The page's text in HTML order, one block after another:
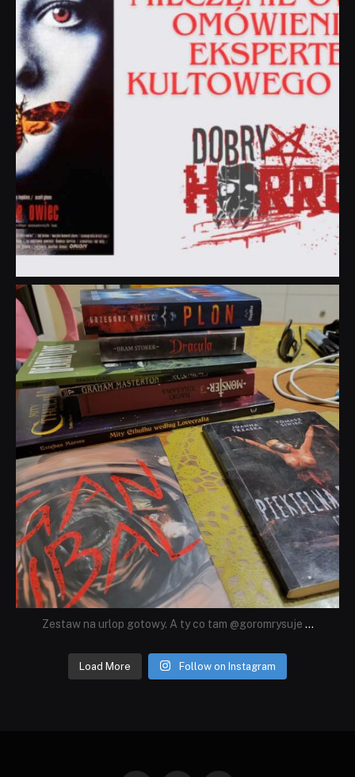
dobryhorror
Lip 31
Zestaw na urlop gotowy. A ty co tam @goromrysuje ...
Load More Follow on Instagram